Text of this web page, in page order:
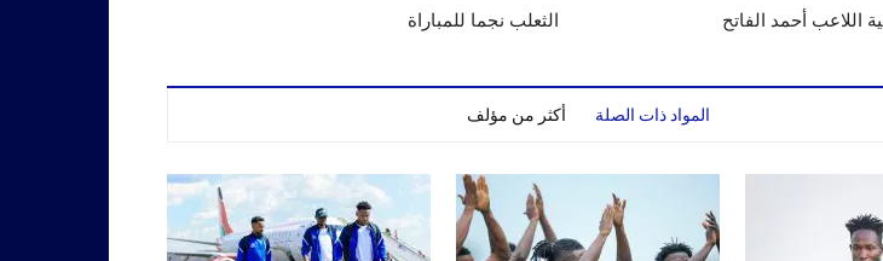
الثعلب نجما للمباراة اللاعب أحمد الفاتح
المواد ذات الصلة أكثر من مؤلف